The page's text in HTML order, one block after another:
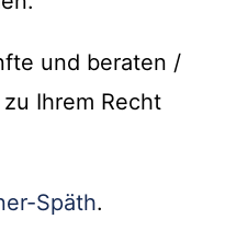
und beraten /
Ihrem Recht
Späth.